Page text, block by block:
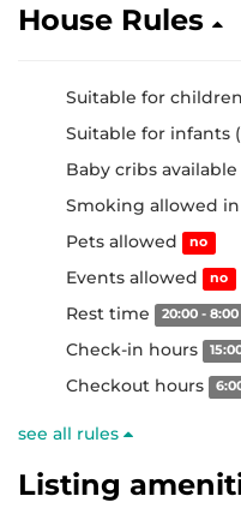
House Rules
Suitable for
Suitable for infants
Baby cribs available
Smoking allowed
Pets allowed no
Events allowed no
Rest time 20:00 - 8:00
Check-in hours
Checkout hours
see all rules
Listing